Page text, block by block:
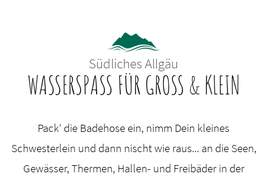
Südliches Allgäu
WASSERSPASS FÜR GROSS & KLEIN
Pack' die Badehose ein, nimm Dein kleines
Schwesterlein und dann nischt wie raus... an die Seen,
Gewässer, Thermen, Hallen- und Freibäder in der